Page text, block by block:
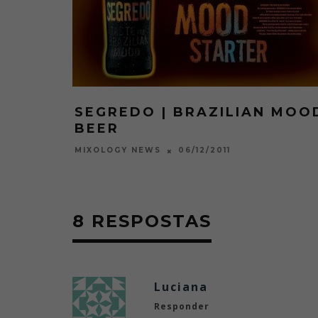
SEGREDO | BRAZILIAN
BEER
MIXOLOGY NEWS 06/12/2011
8 RESPOSTAS
Luciana
Responder